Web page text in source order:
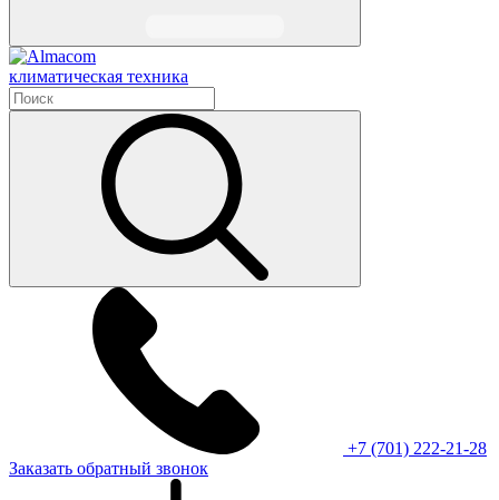
климатическая техника
+7 (701) 222-21-28
Заказать обратный звонок